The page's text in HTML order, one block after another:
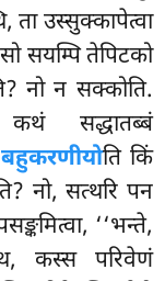
ता उस्सुक्कापेत्वा
सयम्पि तेपिटको
नो न सक्कोति.
सद्धातब्बं
ति किं
नो, सत्थरि पन
‘‘भन्ते,
कस्स परिवेणं